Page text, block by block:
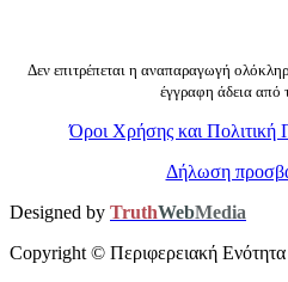
Δεν επιτρέπεται η αναπαραγωγή
έγγραφη άδεια από
Όροι Χρήσης και Πολιτική
Δήλωση
Designed by TruthWebMedia
Copyright © Περιφερειακή